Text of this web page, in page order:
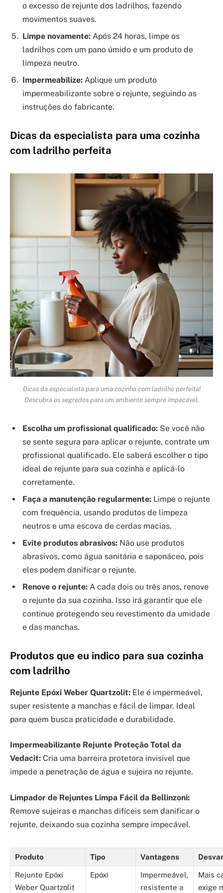
o excesso de rejunte dos ladrilhos, fazendo
movimentos suaves.
Limpe novamente: Após 24 horas, limpe os
ladrilhos com um pano úmido e um produto de
limpeza neutro.
Impermeabilize: Aplique um produto
impermeabilizante sobre o rejunte, seguindo as
instruções do fabricante.
Dicas da especialista para uma cozinha
com ladrilho perfeita
Dicas da especialista para uma cozinha com ladrilho perfeita!
Descubra os segredos para um ambiente sempre impecável.
Escolha um profissional qualificado: Se você não
se sente segura para aplicar o rejunte, contrate um
profissional qualificado. Ele saberá escolher o tipo
ideal de rejunte para sua cozinha e aplicá-lo
corretamente.
Faça a manutenção regularmente: Limpe o rejunte
com frequência, usando produtos de limpeza
neutros e uma escova de cerdas macias.
Evite produtos abrasivos: Não use produtos
abrasivos, como água sanitária e saponáceo, pois
eles podem danificar o rejunte.
Renove o rejunte: A cada dois ou três anos, renove
o rejunte da sua cozinha. Isso irá garantir que ele
continue protegendo seu revestimento da umidade
e das manchas.
Produtos que eu indico para sua cozinha
com ladrilho
Rejunte Epóxi Weber Quartzolit: Ele é impermeável,
super resistente a manchas e fácil de limpar. Ideal
para quem busca praticidade e durabilidade.
Impermeabilizante Rejunte Proteção Total da
Vedacit: Cria uma barreira protetora invisível que
impede a penetração de água e sujeira no rejunte.
Limpador de Rejuntes Limpa Fácil da Bellinzoni:
Remove sujeiras e manchas difíceis sem danificar o
rejunte, deixando sua cozinha sempre impecável.
Produto Tipo Vantagens
Rejunte Epóxi
Weber Quartzolit
Epóxi
Impermeável,
resistente a
Mais
exige